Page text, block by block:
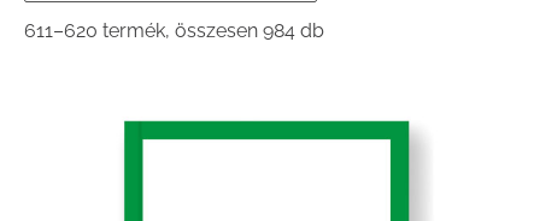
611–620 termék, összesen 984 dbSorted